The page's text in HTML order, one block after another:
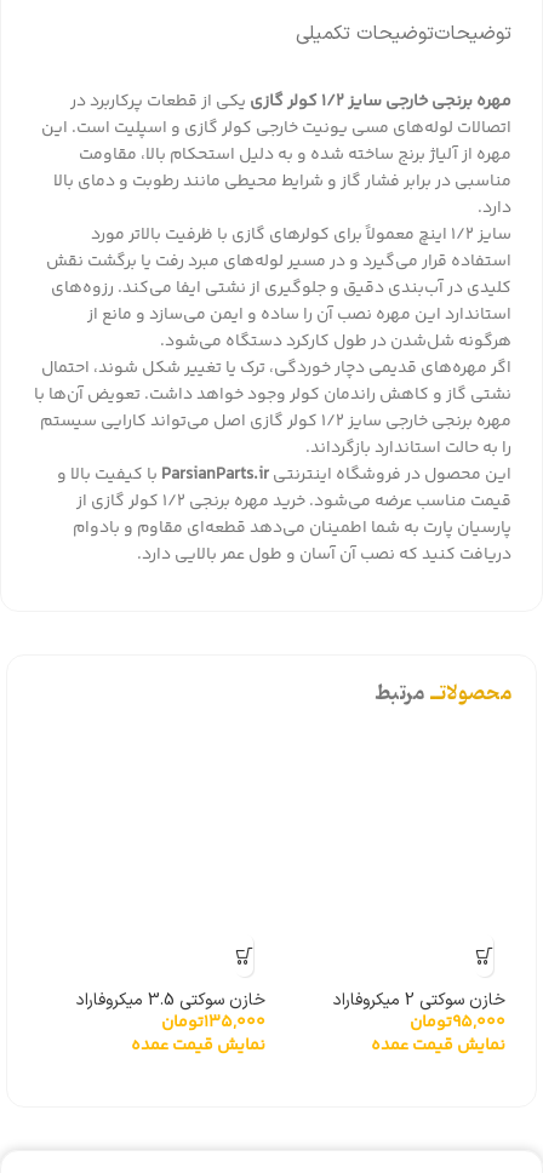
توضیحاتتوضیحات تکمیلی
مهره برنجی خارجی سایز 1/2 کولر گازی
یکی از قطعات پرکاربرد در
اتصالات لوله‌های مسی یونیت خارجی کولر گازی و اسپلیت است. این
مهره از آلیاژ برنج ساخته شده و به دلیل استحکام بالا، مقاومت
مناسبی در برابر فشار گاز و شرایط محیطی مانند رطوبت و دمای بالا
دارد.
سایز 1/2 اینچ معمولاً برای کولرهای گازی با ظرفیت بالاتر مورد
استفاده قرار می‌گیرد و در مسیر لوله‌های مبرد رفت یا برگشت نقش
کلیدی در آب‌بندی دقیق و جلوگیری از نشتی ایفا می‌کند. رزوه‌های
استاندارد این مهره نصب آن را ساده و ایمن می‌سازد و مانع از
هرگونه شل‌شدن در طول کارکرد دستگاه می‌شود.
اگر مهره‌های قدیمی دچار خوردگی، ترک یا تغییر شکل شوند، احتمال
نشتی گاز و کاهش راندمان کولر وجود خواهد داشت. تعویض آن‌ها با
مهره برنجی خارجی سایز 1/2 کولر گازی اصل می‌تواند کارایی سیستم
را به حالت استاندارد بازگرداند.
این محصول در فروشگاه اینترنتیParsianParts.ir با کیفیت بالا و
قیمت مناسب عرضه می‌شود. خرید مهره برنجی 1/2 کولر گازی از
پارسیان پارت به شما اطمینان می‌دهد قطعه‌ای مقاوم و بادوام
دریافت کنید که نصب آن آسان و طول عمر بالایی دارد.
محصولاتــمرتبط
خازن سوکتی 2 میکروفاراد
95,000تومان
نمایش قیمت عمده
خازن سوکتی 3.5 میکروفاراد
135,000تومان
نمایش قیمت عمده